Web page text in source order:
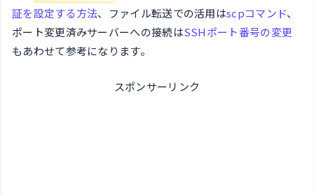
証を設定する方法、ファイル転送での活用はscpコマンド、
ポート変更済みサーバーへの接続はSSHポート番号の変更
もあわせて参考になります。
スポンサーリンク